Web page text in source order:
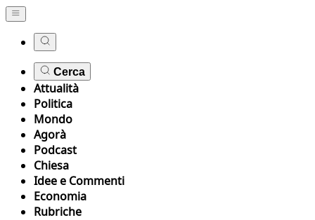
Cerca
Attualità
Politica
Mondo
Agorà
Podcast
Chiesa
Idee e Commenti
Economia
Rubriche